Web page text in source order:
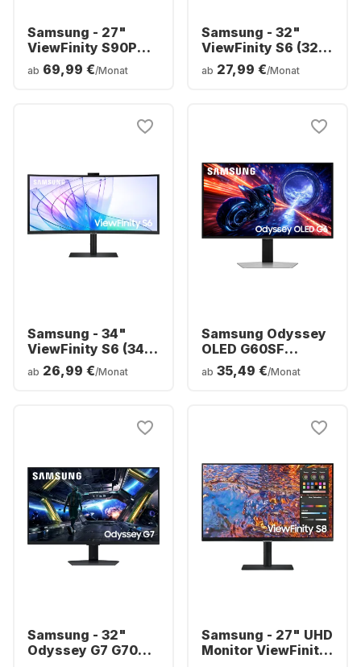
Samsung - 27"
ViewFinity S90PC
S27C902PAU
ab 69,99 €/Monat
Samsung - 32"
ViewFinity S6 (32")
QHD
LS32D604UAUXEN
ab 27,99 €/Monat
Samsung - 34"
ViewFinity S6 (34")
Ultra WQHD Curved
LS34C652VAUXEN
ab 26,99 €/Monat
Samsung Odyssey
OLED G60SF
Display – 27 Zoll –
OLED (2560 x 1440)
ab 35,49 €/Monat
Samsung - 32"
Odyssey G7 G70D
Samsung - 27" UHD
Monitor ViewFinity